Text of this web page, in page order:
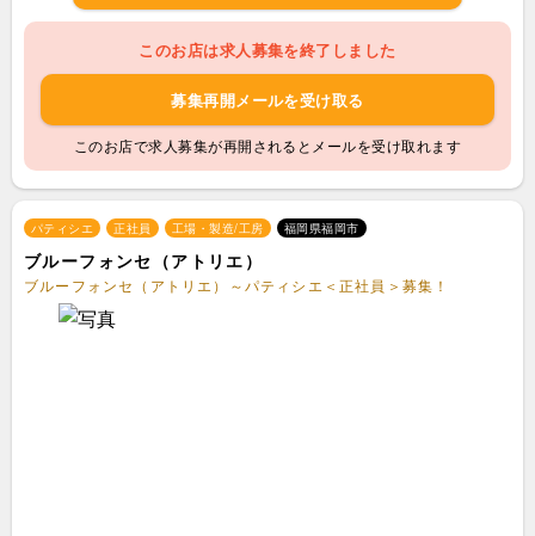
このお店は求人募集を終了しました
募集再開メールを受け取る
このお店で求人募集が再開されるとメールを受け取れます
パティシエ 正社員 工場・製造/工房 福岡県福岡市
ブルーフォンセ（アトリエ）
ブルーフォンセ（アトリエ）～パティシエ＜正社員＞募集！